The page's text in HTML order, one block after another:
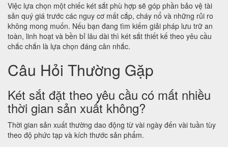
Việc lựa chọn một chiếc két sắt phù hợp sẽ góp phần bảo vệ tài
sản quý giá trước các nguy cơ mất cắp, cháy nổ và những rủi ro
không mong muốn. Nếu bạn đang tìm kiếm giải pháp lưu trữ an
toàn, linh hoạt và bền bỉ lâu dài thì két sắt thiết kế theo yêu cầu
chắc chắn là lựa chọn đáng cân nhắc.
Câu Hỏi Thường Gặp
Két sắt đặt theo yêu cầu có mất nhiều
thời gian sản xuất không?
Thời gian sản xuất thường dao động từ vài ngày đến vài tuần tùy
theo độ phức tạp và kích thước sản phẩm.